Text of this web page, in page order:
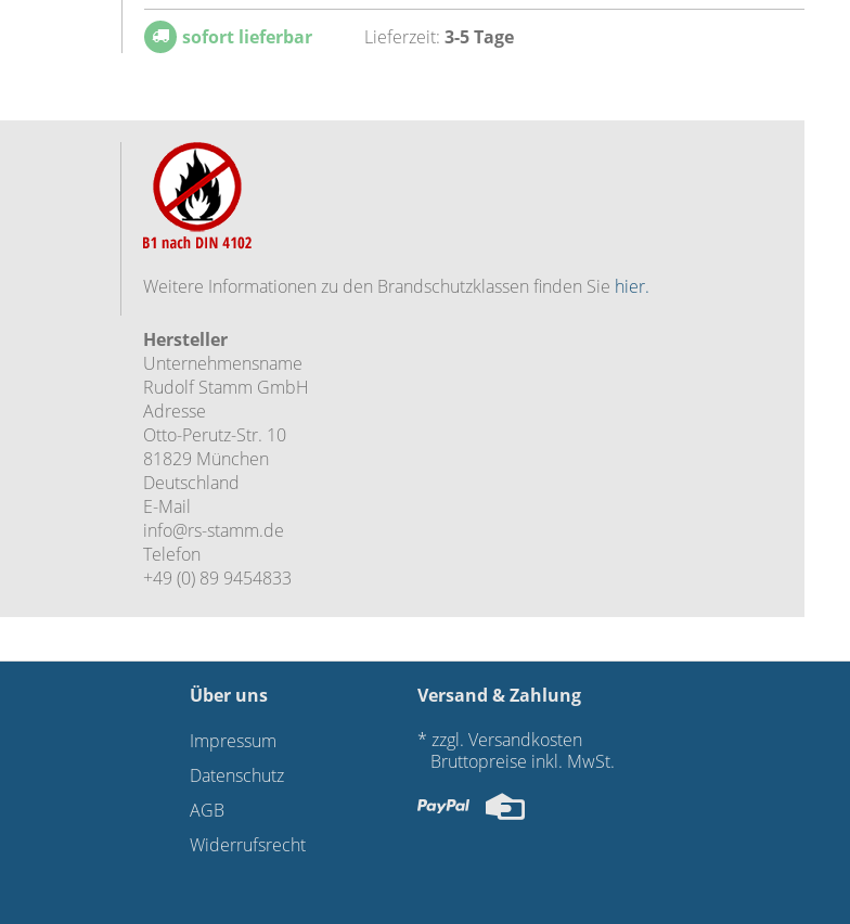
sofort lieferbar Lieferzeit: 3-5 Tage
Weitere Informationen zu den Brandschutzklassen finden Sie hier.
Hersteller
Unternehmensname
Rudolf Stamm GmbH
Adresse
Otto-Perutz-Str. 10
81829 München
Deutschland
E-Mail
info@rs-stamm.de
Telefon
+49 (0) 89 9454833
Über uns
Impressum
Datenschutz
AGB
Widerrufsrecht
Versand & Zahlung
* zzgl. Versandkosten
Bruttopreise inkl. MwSt.